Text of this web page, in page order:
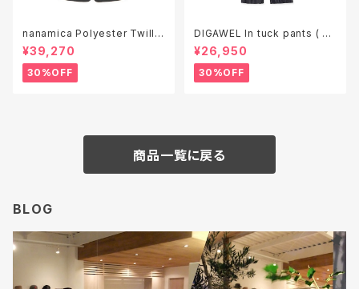
nanamica Polyester Twill
Club Jacket ( S26SA050 )
¥39,270
30%OFF
DIGAWEL In tuck pants ( ga
rment wash )
¥26,950
30%OFF
商品一覧に戻る
BLOG